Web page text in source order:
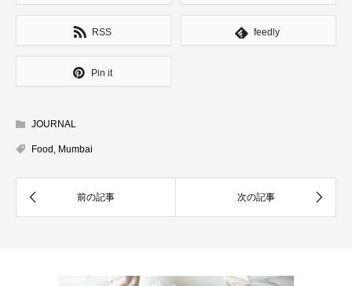
RSS feedly
Pin it
JOURNAL
Food , Mumbai